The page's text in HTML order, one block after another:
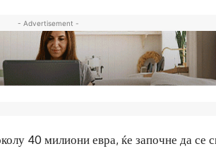
- Advertisement -
40 милиони евра, ќе започне да се